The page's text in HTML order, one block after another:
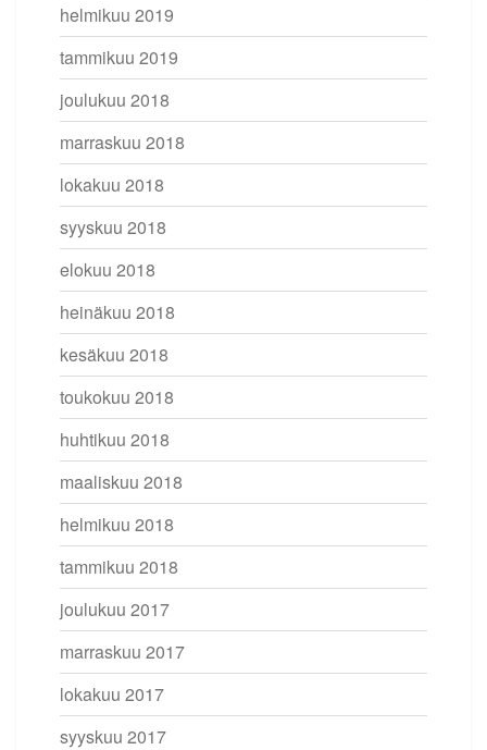
helmikuu 2019
tammikuu 2019
joulukuu 2018
marraskuu 2018
lokakuu 2018
syyskuu 2018
elokuu 2018
heinäkuu 2018
kesäkuu 2018
toukokuu 2018
huhtikuu 2018
maaliskuu 2018
helmikuu 2018
tammikuu 2018
joulukuu 2017
marraskuu 2017
lokakuu 2017
syyskuu 2017